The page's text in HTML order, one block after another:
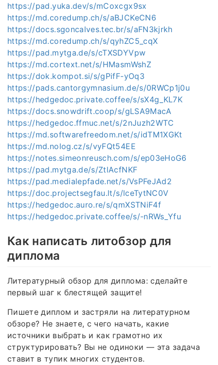
https://pad.yuka.dev/s/mCoxcgx9sx
https://md.coredump.ch/s/aBJCKeCN6
https://docs.sgoncalves.tec.br/s/aFN3kjrkh
https://md.coredump.ch/s/qyhZC5_cqX
https://pad.mytga.de/s/cTXSDYVpw
https://md.cortext.net/s/HMasmWshZ
https://dok.kompot.si/s/gPifF-yOq3
https://pads.cantorgymnasium.de/s/0RWCp1j0u
https://hedgedoc.private.coffee/s/sX4g_KL7K
https://docs.snowdrift.coop/s/gLSA9MacA
https://hedgedoc.ffmuc.net/s/2nJuzh2WTC
https://md.softwarefreedom.net/s/idTM1XGKt
https://md.nolog.cz/s/vyFQt54EE
https://notes.simeonreusch.com/s/ep03eHoG6
https://pad.mytga.de/s/ZtlAcfNKF
https://pad.medialepfade.net/s/VsPFeJAd2
https://doc.projectsegfau.lt/s/lceTytNC0V
https://hedgedoc.auro.re/s/qmXSTNiF4f
https://hedgedoc.private.coffee/s/-nRWs_Yfu
Как написать литобзор для
диплома
Литературный обзор для диплома: сделайте
первый шаг к блестящей защите!
Пишете диплом и застряли на литературном
обзоре? Не знаете, с чего начать, какие
источники выбрать и как грамотно их
структурировать? Вы не одиноки — эта задача
ставит в тупик многих студентов.